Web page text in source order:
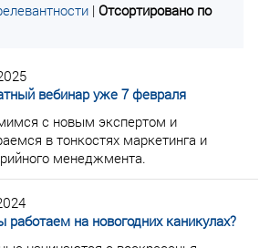
| Отсортировано по
вебинар уже 7 февраля
с новым экспертом и
в тонкостях маркетинга и
менеджмента.
работаем на новогодних каникулах?